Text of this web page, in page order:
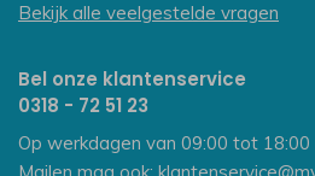
Bekijk alle veelgestelde vragen
Bel onze klantenservice
0318 - 72 51 23
Op werkdagen van 09:00 tot 18:00